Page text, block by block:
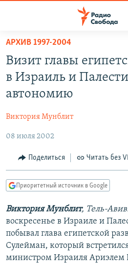
упрощенного
доступа
Вернуться
основному
Вернутся
навигации
Вернутся
поиску
АВТОРСКИЕ ПРОЕКТЫ
МНЕНИЯ
КУЛЬТУРА
IDEL.РЕАЛИИ
СЕВЕР.РЕАЛИИ
СИБИРЬ.РЕАЛИИ
РАСПИСАНИЕ ВЕЩАНИЯ
ПОДПИШИТЕСЬ НА РАССЫЛКУ
АРХИВ 1997-2004
Визит главы
в Израиль и
автономию
Виктория Мунблит
08 июля 2002
Поделиться Читать без
Приоритетный источник в Google
Виктория Мунблит, Тель-
воскресенье в Израиле и
побывал глава египетской
Сулейман, который
министром Израиля